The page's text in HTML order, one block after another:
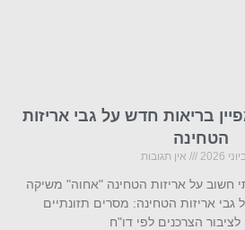
בריאות חדש על גבי אריזות
הטחינה
אין תגובות
על אריזות הטחינה "אחוה" משיקה
גבי אריזות הטחינה: מסרים תזונתיים
הצרכנים לפי דו"ח